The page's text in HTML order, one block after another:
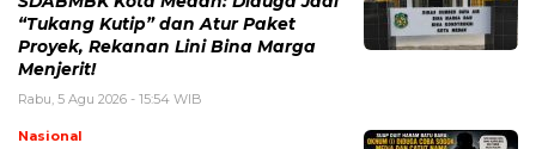
“Tukang Kutip” dan Atur Paket
Proyek, Rekanan Lini Bina Marga
Menjerit!
Rabu, 5 Agu 2026 - 15:54 WIB
Nasional